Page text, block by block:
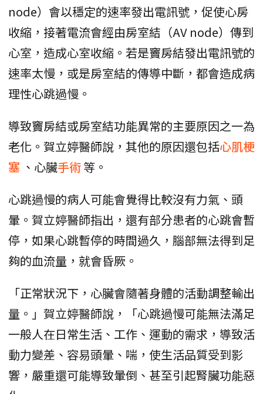
node）會以穩定的速率發出電訊號，促使心房
收縮，接著電流會經由房室結（AV node）傳到
心室，造成心室收縮。若是竇房結發出電訊號的
速率太慢，或是房室結的傳導中斷，都會造成病
理性心跳過慢。
導致竇房結或房室結功能異常的主要原因之一為
老化。賀立婷醫師說，其他的原因還包括心肌梗
塞 、心臟手術等。
心跳過慢的病人可能會覺得比較沒有力氣、頭
暈。賀立婷醫師指出，還有部分患者的心跳會暫
停，如果心跳暫停的時間過久，腦部無法得到足
夠的血流量，就會昏厥。
「正常狀況下，心臟會隨著身體的活動調整輸出
量。」賀立婷醫師說，「心跳過慢可能無法滿足
一般人在日常生活、工作、運動的需求，導致活
動力變差、容易頭暈、喘，使生活品質受到影
響，嚴重還可能導致暈倒、甚至引起腎臟功能惡